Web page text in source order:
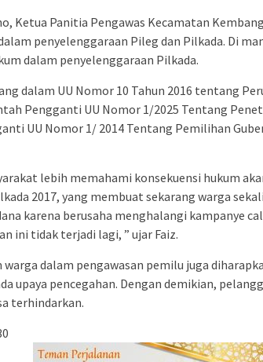
Ketua Panitia Pengawas Kecamatan
penyelenggaraan Pileg dan Pilkada. Di
dalam penyelenggaraan Pilkada.
dalam UU Nomor 10 Tahun 2016 tentang
Pengganti UU Nomor 1/2025 Tentang
UU Nomor 1/ 2014 Tentang Pemilihan
lebih memahami konsekuensi hukum
2017, yang membuat sekarang warga
karena berusaha menghalangi kampanye
ini tidak terjadi lagi, ” ujar Faiz.
dalam pengawasan pemilu juga
upaya pencegahan. Dengan demikian,
terhindarkan.